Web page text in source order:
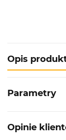
Opis
Parametry
Opinie